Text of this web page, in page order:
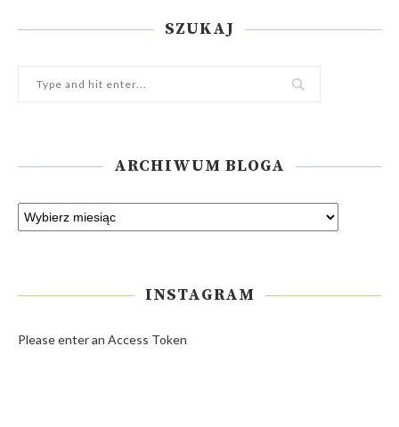
SZUKAJ
ARCHIWUM BLOGA
INSTAGRAM
Please enter an Access Token